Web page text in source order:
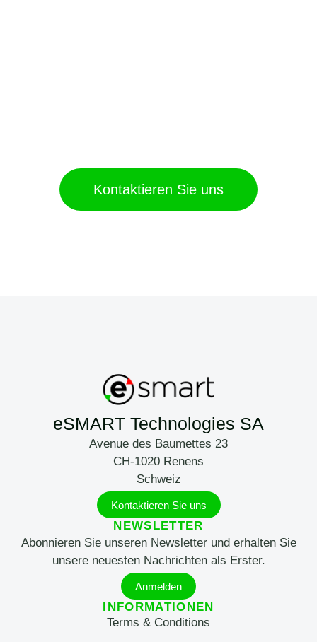
Kontaktieren Sie uns
eSMART Technologies SA
Avenue des Baumettes 23
CH-1020 Renens
Schweiz
Kontaktieren Sie uns
NEWSLETTER
Abonnieren Sie unseren Newsletter und erhalten Sie
unsere neuesten Nachrichten als Erster.
Anmelden
INFORMATIONEN
Terms & Conditions